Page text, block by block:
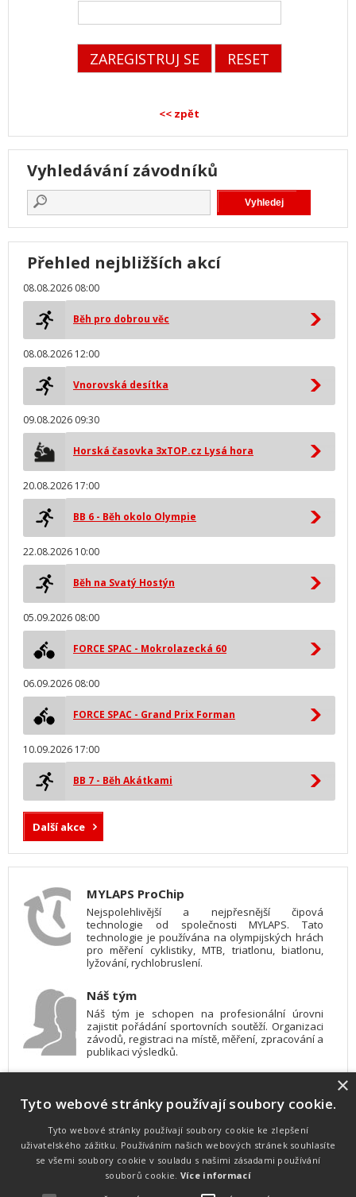
<< zpět
Vyhledávání závodníků
Přehled nejbližších akcí
08.08.2026 08:00
Běh pro dobrou věc
08.08.2026 12:00
Vnorovská desítka
09.08.2026 09:30
Horská časovka 3xTOP.cz Lysá hora
20.08.2026 17:00
BB 6 - Běh okolo Olympie
22.08.2026 10:00
Běh na Svatý Hostýn
05.09.2026 08:00
FORCE SPAC - Mokrolazecká 60
06.09.2026 08:00
FORCE SPAC - Grand Prix Forman
10.09.2026 17:00
BB 7 - Běh Akátkami
Další akce
MYLAPS ProChip
Nejspolehlivější a nejpřesnější čipová
technologie od společnosti MYLAPS. Tato
technologie je používána na olympijských hrách
pro měření cyklistiky, MTB, triatlonu, biatlonu,
lyžování, rychlobruslení.
Náš tým
Náš tým je schopen na profesionální úrovni
zajistit pořádání sportovních soutěží. Organizaci
závodů, registraci na místě, měření, zpracování a
publikaci výsledků.
Pro měření, zpracování a publikaci výsledků
používáme software vyvinutý na zakázku. Lze
online publikovat výsledky komentátorovi na
obrazovky a s nepatrným zpožděním na
webových stránkách.
×
Tyto webové stránky používají soubory cookie.
Tyto webové stránky používají soubory cookie ke zlepšení
uživatelského zážitku. Používáním našich webových stránek souhlasíte
se všemi soubory cookie v souladu s našimi zásadami používání
souborů cookie. Více informací